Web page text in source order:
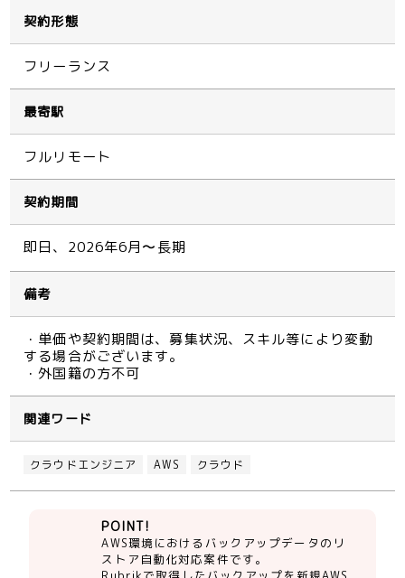
契約形態
フリーランス
最寄駅
フルリモート
契約期間
即日、2026年6月〜長期
備考
・単価や契約期間は、募集状況、スキル等により変動
する場合がございます。
・外国籍の方不可
関連ワード
クラウドエンジニア AWS クラウド
POINT!
AWS環境におけるバックアップデータのリ
ストア自動化対応案件です。